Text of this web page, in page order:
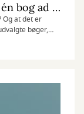
Læs dig klogere på fremtiden – én bog ad gangen
Og at det er
bøger,
perspektiv.